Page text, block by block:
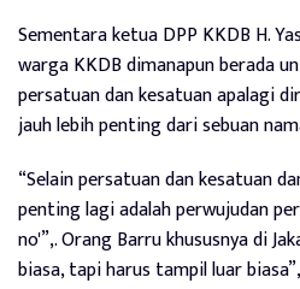
Sementara ketua DPP KKDB H.
warga KKDB dimanapun berada
persatuan dan kesatuan apalagi
jauh lebih penting dari sebuan
“Selain persatuan dan kesatuan
penting lagi adalah perwujudan
no'”,. Orang Barru khususnya di
biasa, tapi harus tampil luar